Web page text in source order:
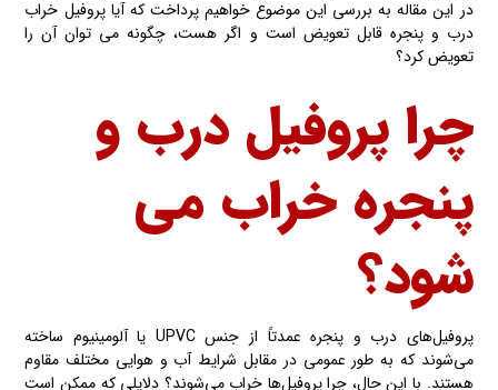
در این مقاله به بررسی این موضوع خواهیم پرداخت که آیا پروفیل خراب
درب و پنجره قابل تعویض است و اگر هست، چگونه می توان آن را
تعویض کرد؟
چرا پروفیل درب و
پنجره خراب می
شود؟
پروفیل‌های درب و پنجره عمدتاً از جنس UPVC یا آلومینیوم ساخته
می‌شوند که به طور عمومی در مقابل شرایط آب و هوایی مختلف مقاوم
هستند. با این حال، چرا پروفیل‌ها خراب می‌شوند؟ دلایلی که ممکن است